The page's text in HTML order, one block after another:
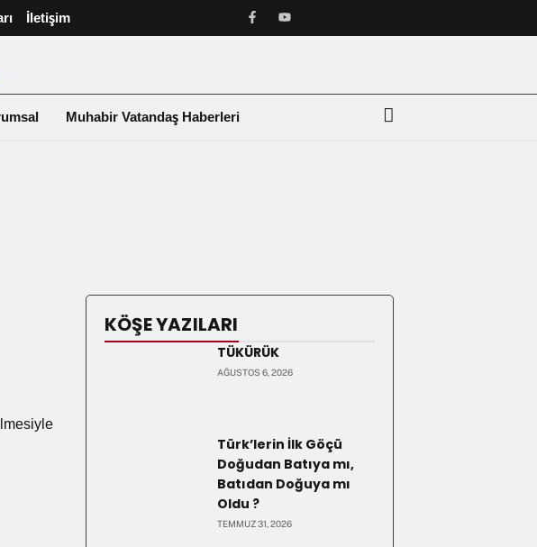
İletişim
Muhabir Vatandaş Haberleri
KÖŞE YAZILARI
TÜKÜRÜK
AĞUSTOS 6, 2026
Türk’lerin İlk Göçü
Doğudan Batıya mı,
Batıdan Doğuya mı
Oldu ?
TEMMUZ 31, 2026